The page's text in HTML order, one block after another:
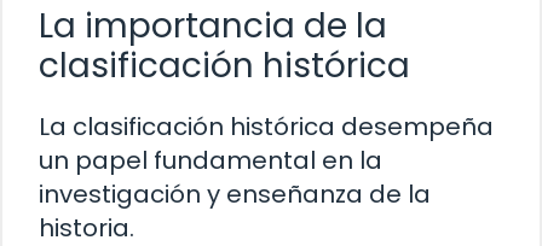
La importancia de la
clasificación histórica
La clasificación histórica desempeña
un papel fundamental en la
investigación y enseñanza de la
historia.